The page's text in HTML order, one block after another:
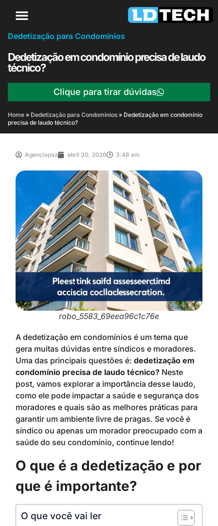
Dedetização para Condominios
Dedetização em condomínio precisa de laudo
técnico?
Clique para tirar dúvidas
Home » Dedetização para Condominios » Dedetização em condomínio
precisa de laudo técnico?
Agenciapaz abril 30, 2026 3:48 am
robo_5583_69eea96c1c76e
A dedetização em condomínios é um tema que
gera muitas dúvidas entre síndicos e moradores.
Uma das principais questões é: dedetização em
condomínio precisa de laudo técnico? Neste
post, vamos explorar a importância desse laudo,
como ele pode impactar a saúde e segurança dos
moradores e quais são as melhores práticas para
garantir um ambiente livre de pragas. Se você é
síndico ou apenas um morador preocupado com a
saúde do seu condomínio, continue lendo!
O que é a dedetização e por
que é importante?
O que você vai ler